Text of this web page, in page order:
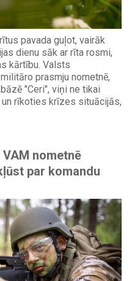
pavada guļot, vairāk
dienu sāk ar rīta rosmi,
kārtību. Valsts
prasmju nometnē,
"Ceri", viņi ne tikai
rīkoties krīzes situācijās,
nometnē
par komandu